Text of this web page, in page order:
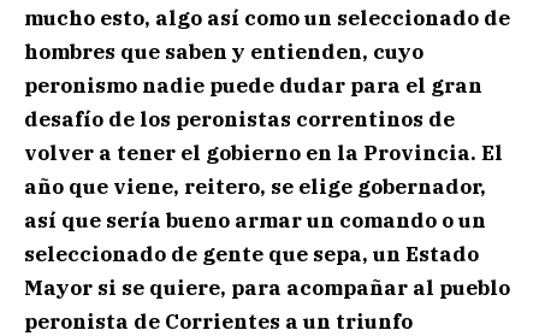
mucho esto, algo así como un seleccionado de
hombres que saben y entienden, cuyo
peronismo nadie puede dudar para el gran
desafío de los peronistas correntinos de
volver a tener el gobierno en la Provincia. El
año que viene, reitero, se elige gobernador,
así que sería bueno armar un comando o un
seleccionado de gente que sepa, un Estado
Mayor si se quiere, para acompañar al pueblo
peronista de Corrientes a un triunfo